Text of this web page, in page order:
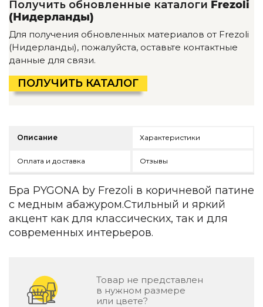
Детская мебель
Уличная и садовая мебель
Фитнес и wellness-оборудование
Коллекции
ROOM — Modern
INTERRA — Soft Modern
ARTOPIA — Mid-Century
Подбор, производство и комплектация по вашему
Декор
По типу
Для кухни
Предметы интерьера
Зеркала
Дизайнерские кальяны
Подбор, производство и комплектация по вашему
Получить обновленные каталоги Frezoli
(Нидерланды)
Для получения обновленных материалов от Frezoli
(Нидерланды), пожалуйста, оставьте контактные
данные для связи.
ПОЛУЧИТЬ КАТАЛОГ
Описание Характеристики
Оплата и доставка Отзывы
Бра PYGONA by Frezoli в коричневой патине
с медным абажуром.Стильный и яркий
акцент как для классических, так и для
современных интерьеров.
Товар не представлен
в нужном размере
или цвете?